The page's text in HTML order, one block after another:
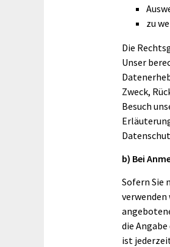
zu
Die
Unser
Zweck,
Besuch
b) Bei
Sofern Sie
die
ist